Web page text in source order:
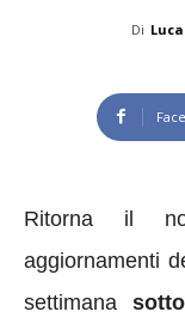
Di
Ritorna il
aggiornamenti
settimana